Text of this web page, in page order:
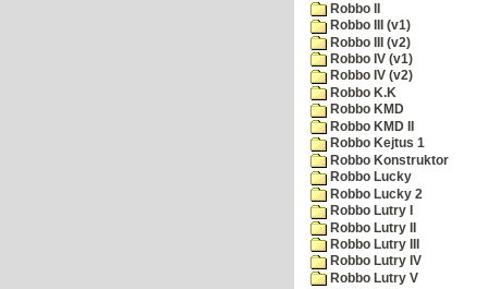
Robbo II
Robbo III (v1)
Robbo III (v2)
Robbo IV (v1)
Robbo IV (v2)
Robbo K.K
Robbo KMD
Robbo KMD II
Robbo Kejtus 1
Robbo Konstruktor
Robbo Lucky
Robbo Lucky 2
Robbo Lutry I
Robbo Lutry II
Robbo Lutry III
Robbo Lutry IV
Robbo Lutry V